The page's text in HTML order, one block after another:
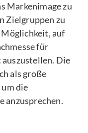
Markenimage zu
Zielgruppen zu
auf
für
Die
als große
die
anzusprechen.